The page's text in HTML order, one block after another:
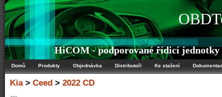
HiCOM - podporované řídicí
Domů Produkty Objednávka Distributoři Ke stažení
Kia> Ceed > 2022 CD